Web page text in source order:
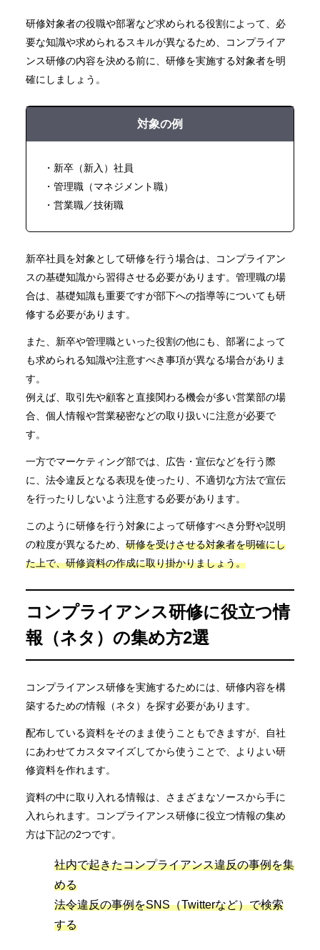
研修対象者の役職や部署など求められる役割によって、必
要な知識や求められるスキルが異なるため、コンプライア
ンス研修の内容を決める前に、研修を実施する対象者を明
確にしましょう。
対象の例
・新卒（新入）社員
・管理職（マネジメント職）
・営業職／技術職
新卒社員を対象として研修を行う場合は、コンプライアン
スの基礎知識から習得させる必要があります。管理職の場
合は、基礎知識も重要ですが部下への指導等についても研
修する必要があります。
また、新卒や管理職といった役割の他にも、部署によって
も求められる知識や注意すべき事項が異なる場合がありま
す。
例えば、取引先や顧客と直接関わる機会が多い営業部の場
合、個人情報や営業秘密などの取り扱いに注意が必要で
す。
一方でマーケティング部では、広告・宣伝などを行う際
に、法令違反となる表現を使ったり、不適切な方法で宣伝
を行ったりしないよう注意する必要があります。
このように研修を行う対象によって研修すべき分野や説明
の粒度が異なるため、 研修を受けさせる対象者を明確にし
た上で、研修資料の作成に取り掛かりましょう。
コンプライアンス研修に役立つ情
報（ネタ）の集め方2選
コンプライアンス研修を実施するためには、研修内容を構
築するための情報（ネタ）を探す必要があります。
配布している資料をそのまま使うこともできますが、自社
にあわせてカスタマイズしてから使うことで、よりよい研
修資料を作れます。
資料の中に取り入れる情報は、さまざまなソースから手に
入れられます。コンプライアンス研修に役立つ情報の集め
方は下記の2つです。
社内で起きたコンプライアンス違反の事例を集
める
法令違反の事例をSNS（Twitterなど）で検索
する